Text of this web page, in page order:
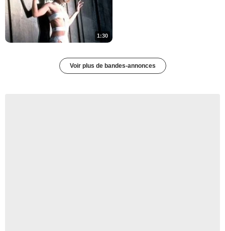
1:30
Voir plus de bandes-annonces